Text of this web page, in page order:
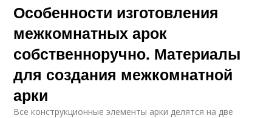
Особенности изготовления
межкомнатных арок
собственноручно. Материалы
для создания межкомнатной
арки
Все конструкционные элементы арки делятся на две